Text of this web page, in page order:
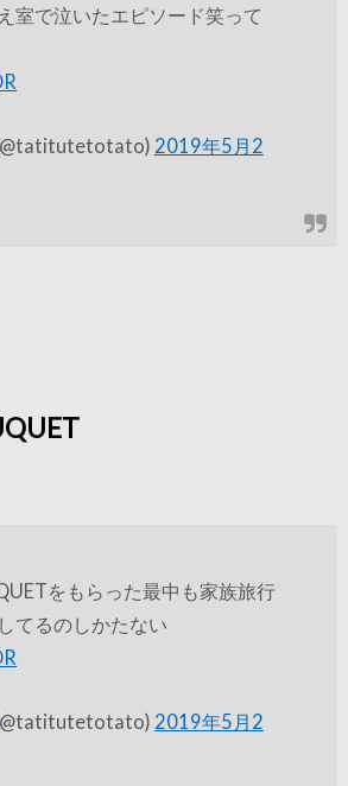
室で泣いたエピソード笑って
2019年5月2
をもらった最中も家族旅行
てるのしかたない
2019年5月2